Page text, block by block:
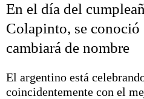
El
En el día del
Colapinto, se
cambiará de nombre
El argentino está
coincidentemente con el